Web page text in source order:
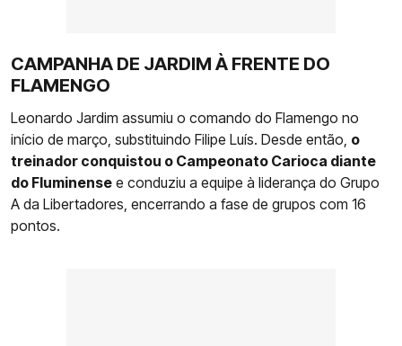
CAMPANHA DE JARDIM À FRENTE DO
FLAMENGO
Leonardo Jardim assumiu o comando do Flamengo no
início de março, substituindo Filipe Luís. Desde então, o
treinador conquistou o Campeonato Carioca diante
do Fluminense e conduziu a equipe à liderança do Grupo
A da Libertadores, encerrando a fase de grupos com 16
pontos.